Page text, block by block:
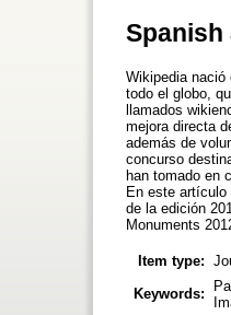
Wikipedia nació
todo el globo,
llamados
mejora directa
además de
concurso
han tomado en
En este
de la edición
Monuments
Item type:
Keywords: